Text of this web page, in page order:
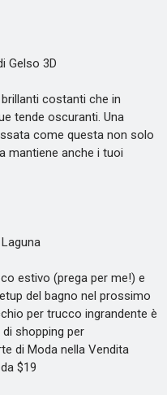
Gelso 3D
costanti che in
tende oscuranti. Una
come questa non solo
mantiene anche i tuoi
estivo (prega per me!) e
del bagno nel prossimo
per trucco ingrandente è
shopping per
di Moda nella Vendita
$19